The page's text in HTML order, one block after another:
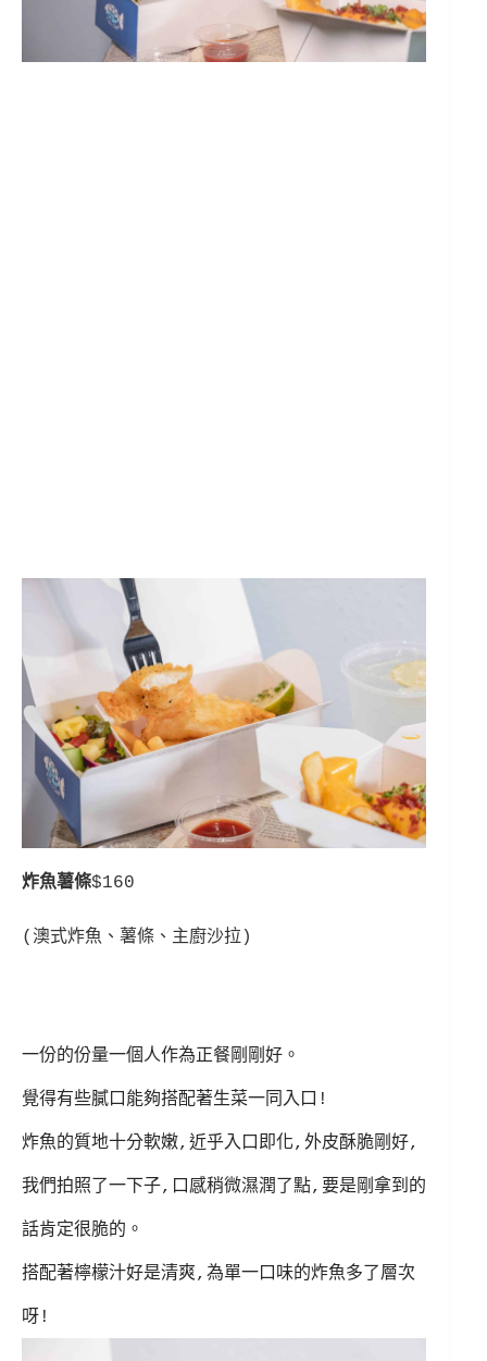
炸魚薯條$160
(澳式炸魚、薯條、主廚沙拉)
一份的份量一個人作為正餐剛剛好。
覺得有些膩口能夠搭配著生菜一同入口!
炸魚的質地十分軟嫩,近乎入口即化,外皮酥脆剛好,
我們拍照了一下子,口感稍微濕潤了點,要是剛拿到的
話肯定很脆的。
搭配著檸檬汁好是清爽,為單一口味的炸魚多了層次
呀!